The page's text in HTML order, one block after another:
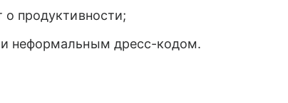
о продуктивности;
неформальным дресс-кодом.